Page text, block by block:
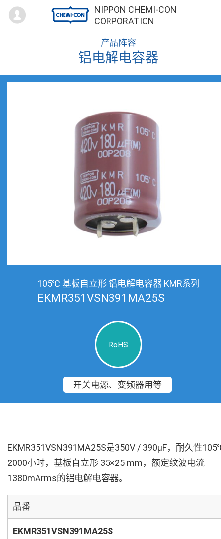
NIPPON CHEMI-CON
CORPORATION
Mypage
产品阵容
铝电解电容器
105℃ 基板自立形 铝电解电容器 KMR系列
EKMR351VSN391MA25S
RoHS
开关电源、变频器用等
EKMR351VSN391MA25S是350V / 390µF，耐久性
2000小时，基板自立形 35×25 mm，额定纹波电流
1380mArms的铝电解电容器。
品番
EKMR351VSN391MA25S